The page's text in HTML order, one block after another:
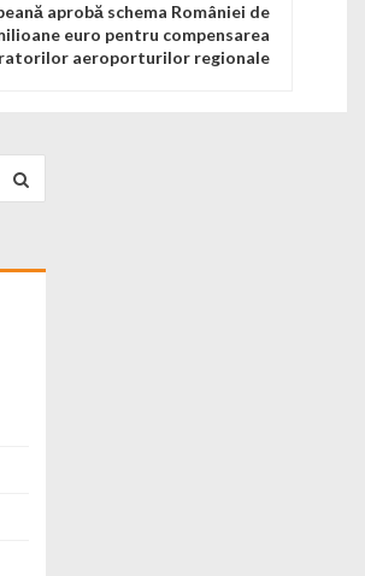
aprobă schema României de
euro pentru compensarea
aeroporturilor regionale